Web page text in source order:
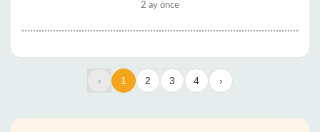
2 ay önce
‹ 1 2 3 4 ›